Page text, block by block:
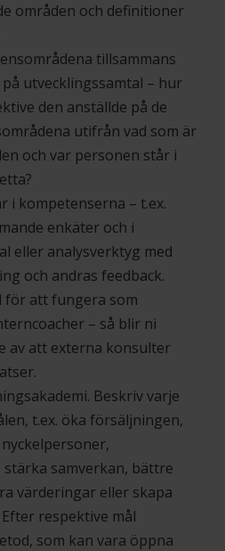
områden och definitioner
tillsammans
utvecklingssamtal – hur
den anställde på de
utifrån vad som är
och var personen står i
i kompetenserna – t.ex.
enkäter och i
eller analysverktyg med
och andras feedback.
för att fungera som
– så blir ni
av att externa konsulter
Beskriv varje
t.ex. öka försäljningen,
samverkan, bättre
värderingar eller skapa
respektive mål
som kan vara öppna